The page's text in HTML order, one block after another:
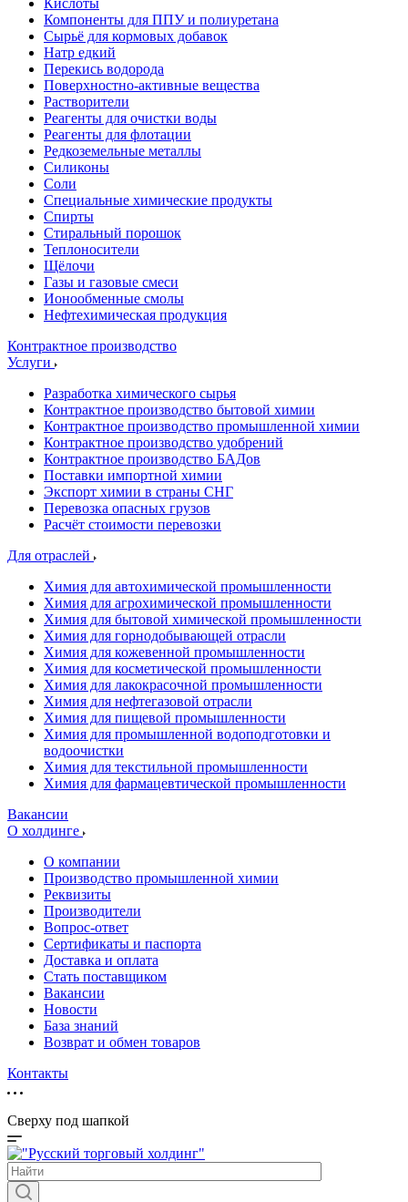
Кислоты
Компоненты для ППУ и полиуретана
Сырьё для кормовых добавок
Натр едкий
Перекись водорода
Поверхностно-активные вещества
Растворители
Реагенты для очистки воды
Реагенты для флотации
Редкоземельные металлы
Силиконы
Соли
Специальные химические продукты
Спирты
Стиральный порошок
Теплоносители
Щёлочи
Газы и газовые смеси
Ионообменные смолы
Нефтехимическая продукция
Контрактное производство
Услуги
Разработка химического сырья
Контрактное производство бытовой химии
Контрактное производство промышленной химии
Контрактное производство удобрений
Контрактное производство БАДов
Поставки импортной химии
Экспорт химии в страны СНГ
Перевозка опасных грузов
Расчёт стоимости перевозки
Для отраслей
Химия для автохимической промышленности
Химия для агрохимической промышленности
Химия для бытовой химической промышленности
Химия для горнодобывающей отрасли
Химия для кожевенной промышленности
Химия для косметической промышленности
Химия для лакокрасочной промышленности
Химия для нефтегазовой отрасли
Химия для пищевой промышленности
Химия для промышленной водоподготовки и
водоочистки
Химия для текстильной промышленности
Химия для фармацевтической промышленности
Вакансии
О холдинге
О компании
Производство промышленной химии
Реквизиты
Производители
Вопрос-ответ
Сертификаты и паспорта
Доставка и оплата
Стать поставщиком
Вакансии
Новости
База знаний
Возврат и обмен товаров
Контакты
Сверху под шапкой